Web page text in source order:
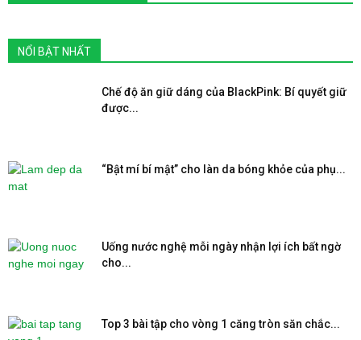
NỔI BẬT NHẤT
Chế độ ăn giữ dáng của BlackPink: Bí quyết giữ
được...
“Bật mí bí mật” cho làn da bóng khỏe của phụ...
Uống nước nghệ mỗi ngày nhận lợi ích bất ngờ
cho...
Top 3 bài tập cho vòng 1 căng tròn săn chắc...